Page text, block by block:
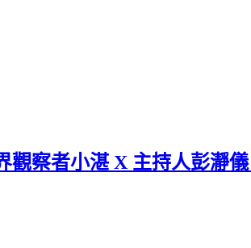
察者小湛 X 主持人彭瀞